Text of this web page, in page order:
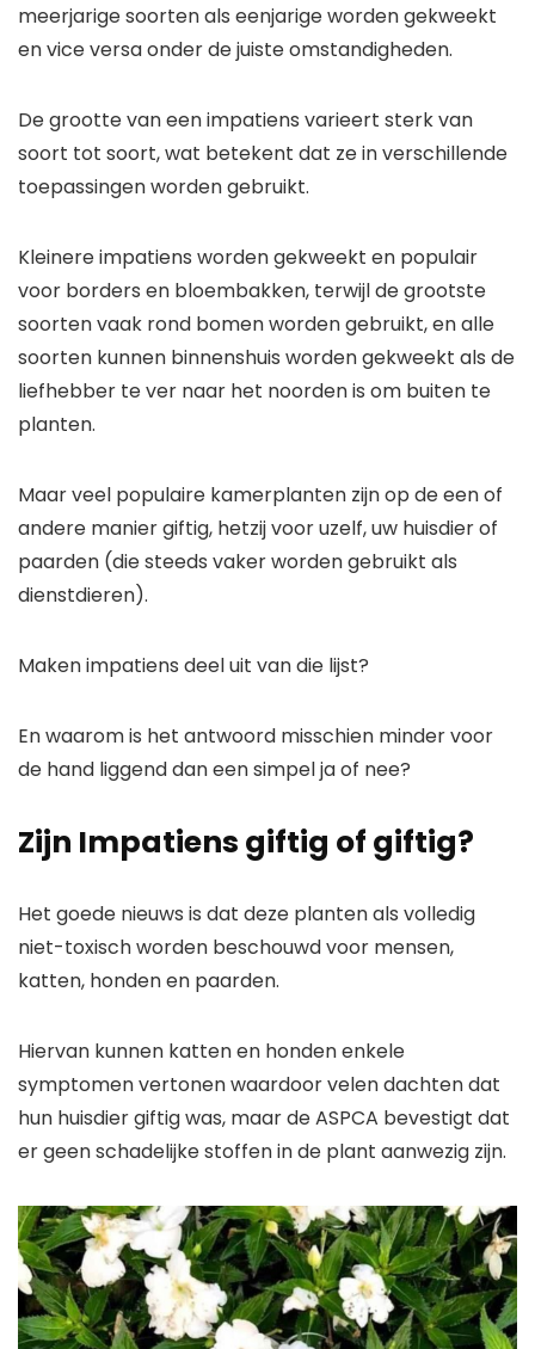
meerjarige soorten als eenjarige worden gekweekt
en vice versa onder de juiste omstandigheden.
De grootte van een impatiens varieert sterk van
soort tot soort, wat betekent dat ze in verschillende
toepassingen worden gebruikt.
Kleinere impatiens worden gekweekt en populair
voor borders en bloembakken, terwijl de grootste
soorten vaak rond bomen worden gebruikt, en alle
soorten kunnen binnenshuis worden gekweekt als de
liefhebber te ver naar het noorden is om buiten te
planten.
Maar veel populaire kamerplanten zijn op de een of
andere manier giftig, hetzij voor uzelf, uw huisdier of
paarden (die steeds vaker worden gebruikt als
dienstdieren).
Maken impatiens deel uit van die lijst?
En waarom is het antwoord misschien minder voor
de hand liggend dan een simpel ja of nee?
Zijn Impatiens giftig of giftig?
Het goede nieuws is dat deze planten als volledig
niet-toxisch worden beschouwd voor mensen,
katten, honden en paarden.
Hiervan kunnen katten en honden enkele
symptomen vertonen waardoor velen dachten dat
hun huisdier giftig was, maar de ASPCA bevestigt dat
er geen schadelijke stoffen in de plant aanwezig zijn.